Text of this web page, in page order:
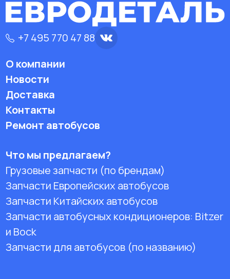
+7 495 770 47 88
О компании
Новости
Доставка
Контакты
Ремонт автобусов
Что мы предлагаем?
Грузовые запчасти (по брендам)
Запчасти Европейских автобусов
Запчасти Китайских автобусов
Запчасти автобусных кондиционеров: Bitzer
и Bock
Запчасти для автобусов (по названию)